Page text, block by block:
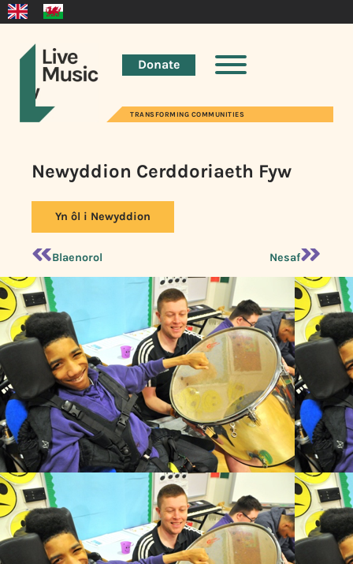
Donate
TRANSFORMING COMMUNITIES
Newyddion Cerddoriaeth Fyw
Yn ôl i Newyddion
Blaenorol Nesaf